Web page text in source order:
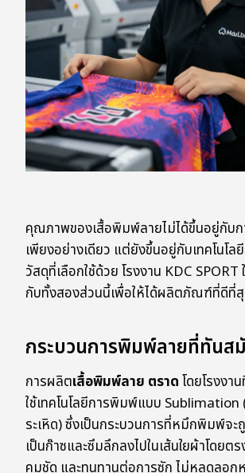
คุณภาพของเสื้อพิมพ์ลายไม่ได้ขึ้นอยู่กับ
เพียงอย่างเดียว แต่ยังขึ้นอยู่กับเทคโนโล
วัสดุที่เลือกใช้ด้วย โรงงาน KDC
กับทั้งสองส่วนนี้เพื่อให้ได้ผลิตภัณฑ์ที่ดีที่
กระบวนการพิมพ์ลายที่ทันส
การผลิตเสื้อพิมพ์ลาย ตราดโดยโรงง
ใช้เทคโนโลยีการพิมพ์แบบ
ระเหิด) ซึ่งเป็นกระบวนการที่หมึกพิมพ์จะ
เป็นก๊าซและซึมลึกลงไปในเส้นใยผ้าโดยต
คมชัด และทนทานต่อการซัก ไม่หลุดลอก